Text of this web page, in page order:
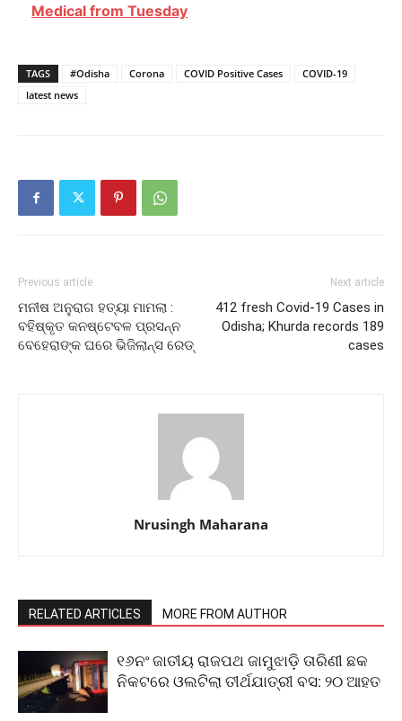
Medical from Tuesday
TAGS #Odisha Corona COVID Positive Cases
COVID-19
latest news
Previous article
ମନୀଷ ଅନୁରାଗ ହତ୍ୟା ମାମଲା :
ବହିଷ୍କୃତ କନଷ୍ଟେବଳ ପ୍ରସନ୍ନ
ବେହେରାଙ୍କ ଘରେ ଭିଜିଲାନ୍ସ ରେଡ୍
Next article
412 fresh Covid-19 Cases in
Odisha; Khurda records 189
cases
Nrusingh Maharana
RELATED ARTICLES MORE FROM AUTHOR
୧୬ନଂ ଜାତୀୟ ରାଜପଥ ଜାମୁଝାଡ଼ି ତାରିଣୀ ଛକ
ନିକଟରେ ଓଲଟିଲା ତୀର୍ଥଯାତ୍ରୀ ବସ: ୨୦ ଆହତ